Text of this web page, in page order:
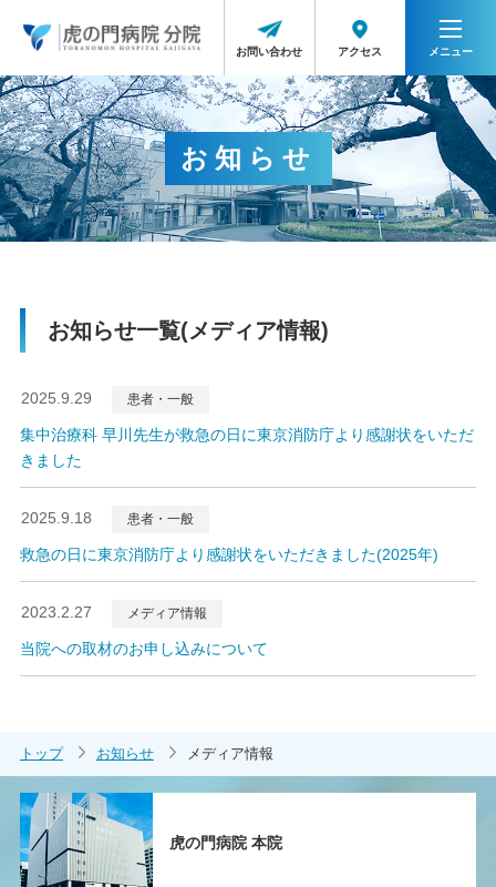
お問い合わせ アクセス メニュー
お知らせ
お知らせ一覧(メディア情報)
2025.9.29 患者・一般
集中治療科 早川先生が救急の日に東京消防庁より感謝状をいただ
きました
2025.9.18 患者・一般
救急の日に東京消防庁より感謝状をいただきました(2025年)
2023.2.27 メディア情報
当院への取材のお申し込みについて
トップ お知らせ メディア情報
虎の門病院 本院